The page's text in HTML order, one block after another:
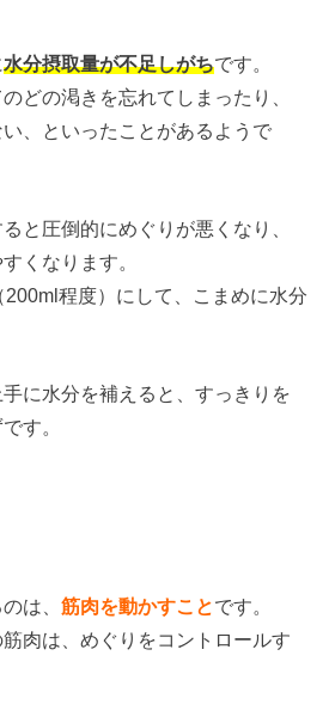
水分摂取量が不足しがちです。
どの渇きを忘れてしまったり、
、といったことがあるようで
と圧倒的にめぐりが悪くなり、
くなります。
程度）にして、こまめに水分
に水分を補えると、すっきりを
す。
は、筋肉を動かすことです。
肉は、めぐりをコントロールす